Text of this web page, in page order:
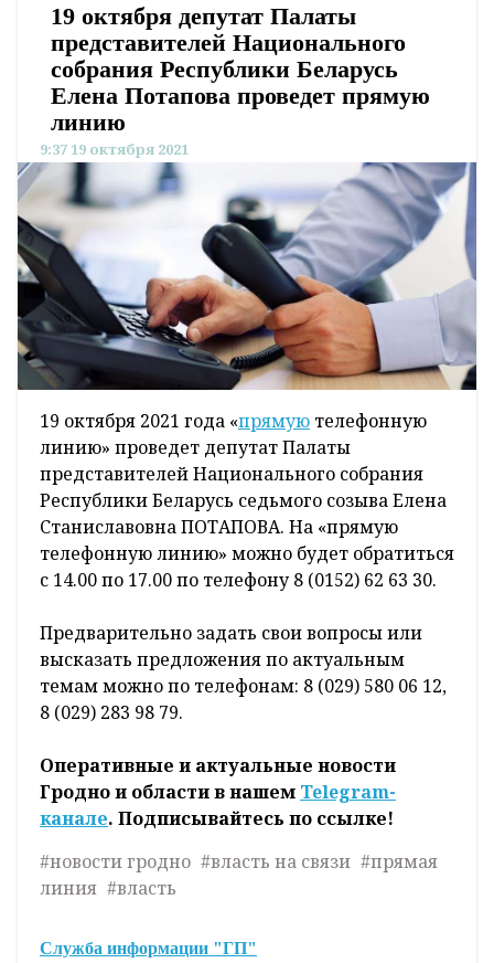
19 октября депутат Палаты
представителей Национального
собрания Республики Беларусь
Елена Потапова проведет прямую
линию
9:37 19 октября 2021
19 октября 2021 года «прямую телефонную
линию» проведет депутат Палаты
представителей Национального собрания
Республики Беларусь седьмого созыва Елена
Станиславовна ПОТАПОВА. На «прямую
телефонную линию» можно будет обратиться
с 14.00 по 17.00 по телефону 8 (0152) 62 63 30.
Предварительно задать свои вопросы или
высказать предложения по актуальным
темам можно по телефонам: 8 (029) 580 06 12,
8 (029) 283 98 79.
Оперативные и актуальные новости
Гродно и области в нашем Telegram-
канале. Подписывайтесь по ссылке!
#новости гродно #власть на связи #прямая
линия #власть
Служба информации "ГП"